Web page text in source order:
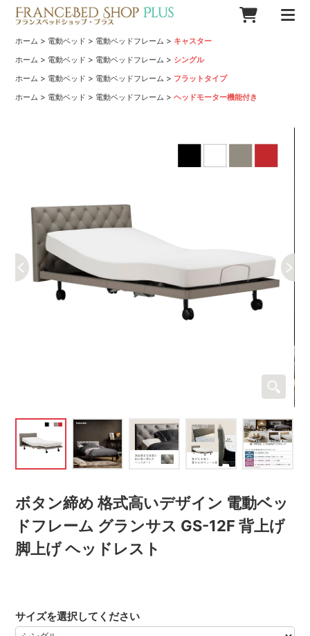
ホーム > 電動ベッド > 電動ベッドフレーム > キャスター
ホーム > 電動ベッド > 電動ベッドフレーム > シングル
ホーム > 電動ベッド > 電動ベッドフレーム > フラットタイプ
ホーム > 電動ベッド > 電動ベッドフレーム >ヘッドモーター機能付き
ボタン締め 格式高いデザイン 電動ベッ
ドフレーム グランサス GS-12F 背上げ
脚上げ ヘッドレスト
サイズを選択してください